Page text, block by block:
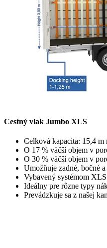
Cestný vlak Jumbo XLS
Celková kapacita: 15,4 m
O 17 % väčší objem v
O 30 % väčší objem v
Umožňuje zadné, bočné
Vybavený systémom
Ideálny pre rôzne typy
Prevádzkuje sa z našej